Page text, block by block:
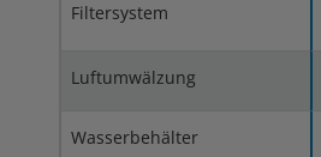
Filtersystem
Luftumwälzung
Wasserbehälter